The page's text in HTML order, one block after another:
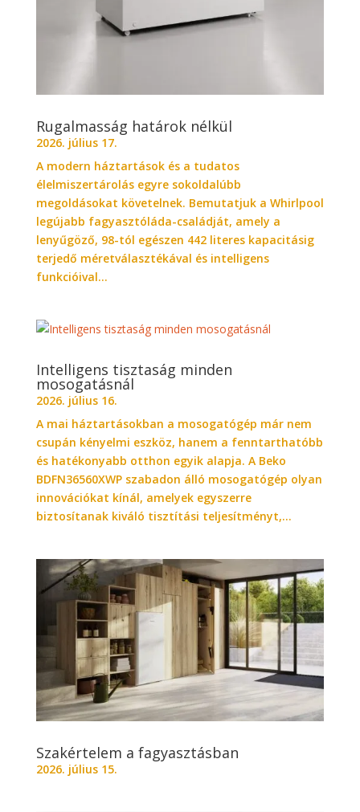
Rugalmasság határok nélkül
2026. július 17.
A modern háztartások és a tudatos
élelmiszertárolás egyre sokoldalúbb
megoldásokat követelnek. Bemutatjuk a Whirlpool
legújabb fagyasztóláda-családját, amely a
lenyűgöző, 98-tól egészen 442 literes kapacitásig
terjedő méretválasztékával és intelligens
funkcióival...
Intelligens tisztaság minden
mosogatásnál
2026. július 16.
A mai háztartásokban a mosogatógép már nem
csupán kényelmi eszköz, hanem a fenntarthatóbb
és hatékonyabb otthon egyik alapja. A Beko
BDFN36560XWP szabadon álló mosogatógép olyan
innovációkat kínál, amelyek egyszerre
biztosítanak kiváló tisztítási teljesítményt,...
Szakértelem a fagyasztásban
2026. július 15.